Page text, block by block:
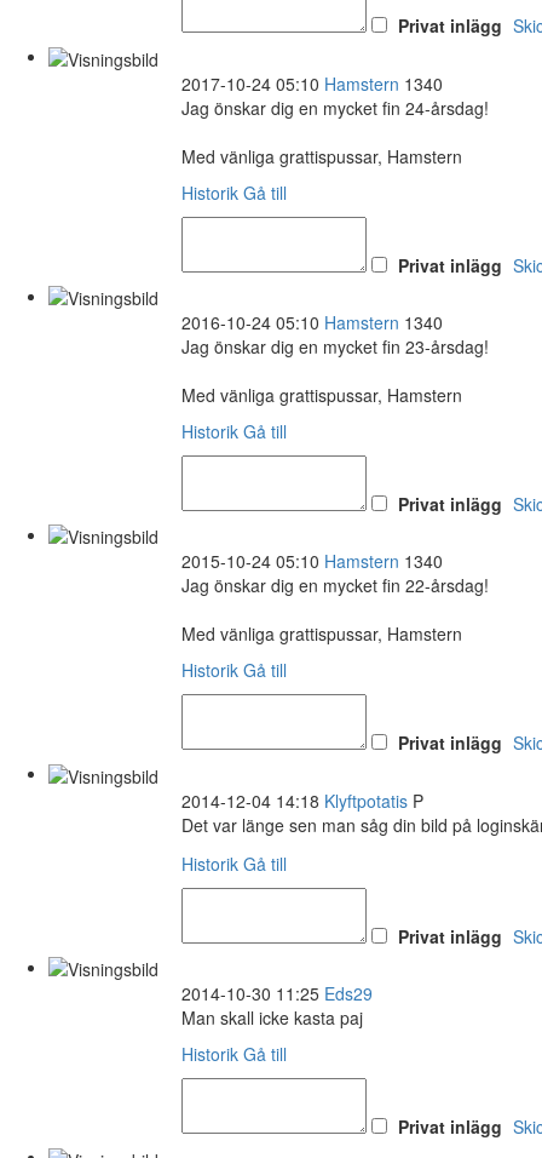
Privat inlägg
2017-10-24 05:10 Hamstern 1340
Jag önskar dig en mycket fin 24-årsdag!
Med vänliga grattispussar, Hamstern
Historik Gå till
Privat inlägg
2016-10-24 05:10 Hamstern 1340
Jag önskar dig en mycket fin 23-årsdag!
Med vänliga grattispussar, Hamstern
Historik Gå till
Privat inlägg
2015-10-24 05:10 Hamstern 1340
Jag önskar dig en mycket fin 22-årsdag!
Med vänliga grattispussar, Hamstern
Historik Gå till
Privat inlägg
2014-12-04 14:18 Klyftpotatis P
Det var länge sen man såg din bild på
Historik Gå till
Privat inlägg
2014-10-30 11:25 Eds29
Man skall icke kasta paj
Historik Gå till
Privat inlägg